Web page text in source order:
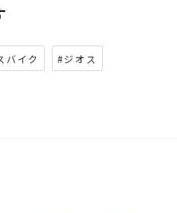
バイク #ジオス